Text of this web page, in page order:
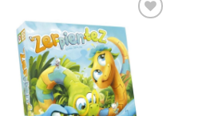
lista de
deseos